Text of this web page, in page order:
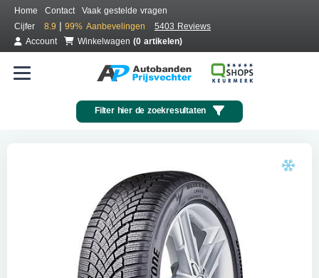
Home Contact
Vaak gestelde vragen
Cijfer
8.9 | 99% Aanbevelingen
5403 Reviews
Account
Winkelwagen (0 artikelen)
Filter hier de zoekresultaten